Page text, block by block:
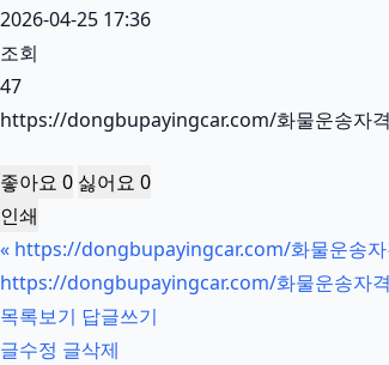
2026-04-25 17:36
조회
47
https://dongbupayingcar.com/화물운송자
좋아요 0 싫어요 0
인쇄
« https://dongbupayingcar.com/화물운송
https://dongbupayingcar.com/화물운송자
목록보기 답글쓰기
글수정 글삭제